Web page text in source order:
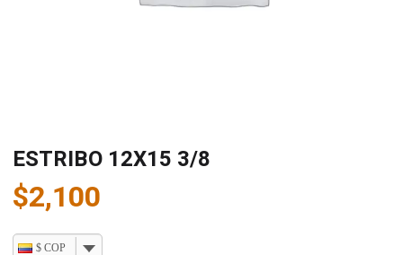
ESTRIBO 12X15 3/8
$2,100
$ COP